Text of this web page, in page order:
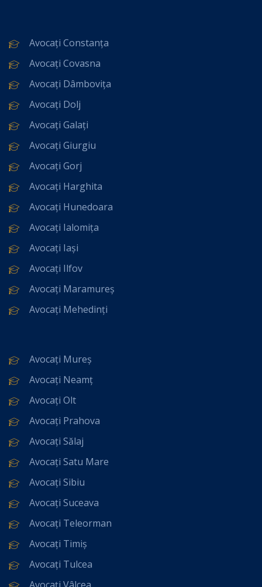
Avocați Constanța
Avocați Covasna
Avocați Dâmbovița
Avocați Dolj
Avocați Galați
Avocați Giurgiu
Avocați Gorj
Avocați Harghita
Avocați Hunedoara
Avocați Ialomița
Avocați Iași
Avocați Ilfov
Avocați Maramureș
Avocați Mehedinți
Avocați Mureș
Avocați Neamț
Avocați Olt
Avocați Prahova
Avocați Sălaj
Avocați Satu Mare
Avocați Sibiu
Avocați Suceava
Avocați Teleorman
Avocați Timiș
Avocați Tulcea
Avocați Vâlcea